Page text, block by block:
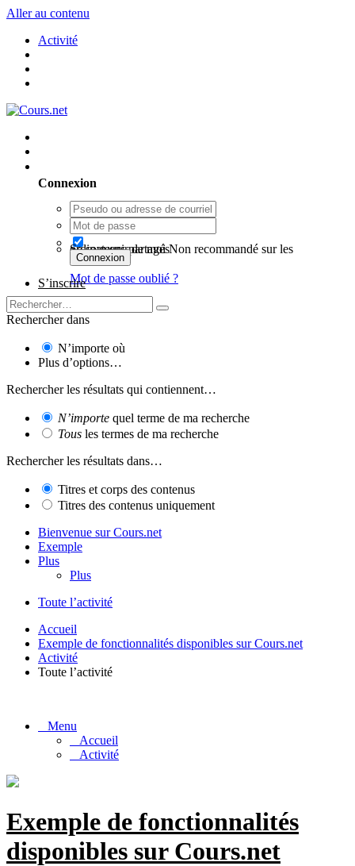
Aller au contenu
Activité
Connexion
Se souvenir de moi
Non recommandé sur les ordinateurs partagés
Connexion
Mot de passe oublié ?
S’inscrire
Rechercher dans
N’importe où
Plus d’options…
Rechercher les résultats qui contiennent…
N’importe quel terme de ma recherche
Tous les termes de ma recherche
Rechercher les résultats dans…
Titres et corps des contenus
Titres des contenus uniquement
Bienvenue sur Cours.net
Exemple
Plus
Plus
Toute l’activité
Accueil
Exemple de fonctionnalités disponibles sur Cours.net
Activité
Toute l’activité
Menu
Accueil
Activité
Exemple de fonctionnalités
disponibles sur Cours.net